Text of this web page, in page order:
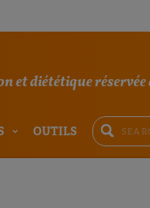
et diététique réservée
OUTILS